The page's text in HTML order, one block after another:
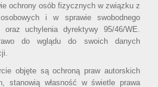
ochrony osób fizycznych w związku z
i w sprawie swobodnego
oraz uchylenia dyrektywy 95/46/WE.
do wglądu do swoich danych
objęte są ochroną praw autorskich
stanowią własność w świetle prawa